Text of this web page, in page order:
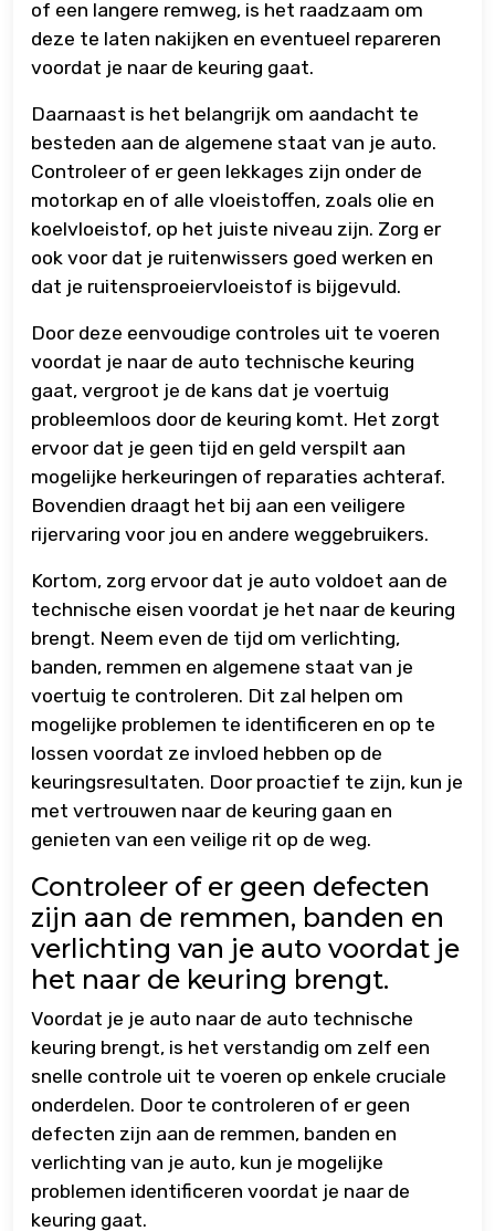
of een langere remweg, is het raadzaam om
deze te laten nakijken en eventueel repareren
voordat je naar de keuring gaat.
Daarnaast is het belangrijk om aandacht te
besteden aan de algemene staat van je auto.
Controleer of er geen lekkages zijn onder de
motorkap en of alle vloeistoffen, zoals olie en
koelvloeistof, op het juiste niveau zijn. Zorg er
ook voor dat je ruitenwissers goed werken en
dat je ruitensproeiervloeistof is bijgevuld.
Door deze eenvoudige controles uit te voeren
voordat je naar de auto technische keuring
gaat, vergroot je de kans dat je voertuig
probleemloos door de keuring komt. Het zorgt
ervoor dat je geen tijd en geld verspilt aan
mogelijke herkeuringen of reparaties achteraf.
Bovendien draagt het bij aan een veiligere
rijervaring voor jou en andere weggebruikers.
Kortom, zorg ervoor dat je auto voldoet aan de
technische eisen voordat je het naar de keuring
brengt. Neem even de tijd om verlichting,
banden, remmen en algemene staat van je
voertuig te controleren. Dit zal helpen om
mogelijke problemen te identificeren en op te
lossen voordat ze invloed hebben op de
keuringsresultaten. Door proactief te zijn, kun je
met vertrouwen naar de keuring gaan en
genieten van een veilige rit op de weg.
Controleer of er geen defecten
zijn aan de remmen, banden en
verlichting van je auto voordat je
het naar de keuring brengt.
Voordat je je auto naar de auto technische
keuring brengt, is het verstandig om zelf een
snelle controle uit te voeren op enkele cruciale
onderdelen. Door te controleren of er geen
defecten zijn aan de remmen, banden en
verlichting van je auto, kun je mogelijke
problemen identificeren voordat je naar de
keuring gaat.